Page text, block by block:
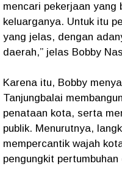
mencari pekerjaan yang
keluarganya. Untuk itu
yang jelas, dengan
daerah,” jelas Bobby
Karena itu, Bobby
Tanjungbalai
penataan kota, serta
publik. Menurutnya,
mempercantik wajah
pengungkit